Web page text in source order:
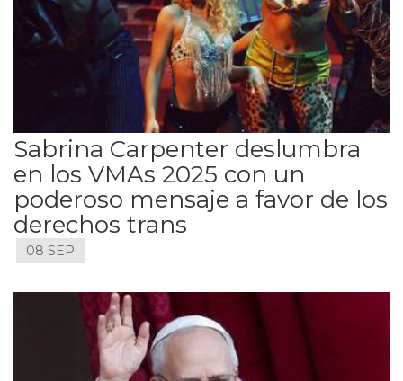
Sabrina Carpenter deslumbra
en los VMAs 2025 con un
poderoso mensaje a favor de los
derechos trans
08 SEP